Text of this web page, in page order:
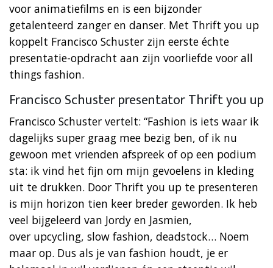
voor animatiefilms en is een bijzonder
getalenteerd zanger en danser. Met Thrift you up
koppelt Francisco Schuster zijn eerste échte
presentatie-opdracht aan zijn voorliefde voor all
things fashion.
Francisco Schuster presentator Thrift you up
Francisco Schuster vertelt: “Fashion is iets waar ik
dagelijks super graag mee bezig ben, of ik nu
gewoon met vrienden afspreek of op een podium
sta: ik vind het fijn om mijn gevoelens in kleding
uit te drukken. Door Thrift you up te presenteren
is mijn horizon tien keer breder geworden. Ik heb
veel bijgeleerd van Jordy en Jasmien,
over upcycling, slow fashion, deadstock… Noem
maar op. Dus als je van fashion houdt, je er